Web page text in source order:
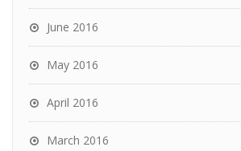
June 2016
May 2016
April 2016
March 2016